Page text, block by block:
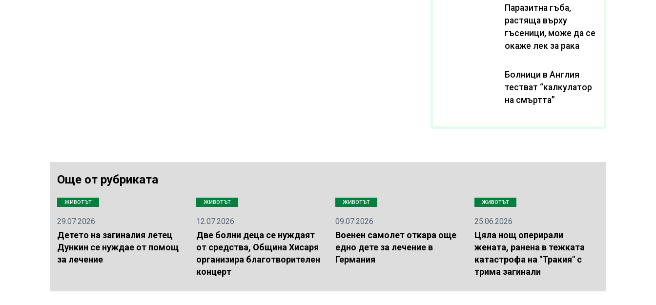
Паразитна гъба,
растяща върху
гъсеници, може да се
окаже лек за рака
Болници в Англия
тестват “калкулатор
на смъртта”
Още от рубриката
ЖИВОТЪТ
29.07.2026
Детето на загиналия летец
Дункин се нуждае от помощ
за лечение
ЖИВОТЪТ
12.07.2026
Две болни деца се нуждаят
от средства, Община Хисаря
организира благотворителен
концерт
ЖИВОТЪТ
09.07.2026
Военен самолет откара още
едно дете за лечение в
Германия
ЖИВОТЪТ
25.06.2026
Цяла нощ оперирали
жената, ранена в тежката
катастрофа на "Тракия" с
трима загинали